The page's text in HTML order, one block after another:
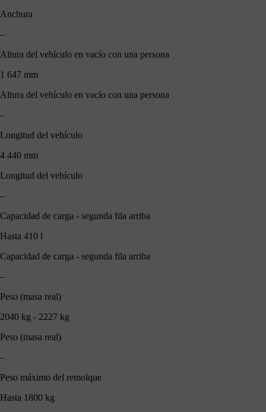
Anchura
–
Altura del vehículo en vacío con una persona
1 647 mm
Altura del vehículo en vacío con una persona
–
Longitud del vehículo
4 440 mm
Longitud del vehículo
–
Capacidad de carga - segunda fila arriba
Hasta 410 l
Capacidad de carga - segunda fila arriba
–
Peso (masa real)
2040 kg - 2227 kg
Peso (masa real)
–
Peso máximo del remolque
Hasta 1800 kg